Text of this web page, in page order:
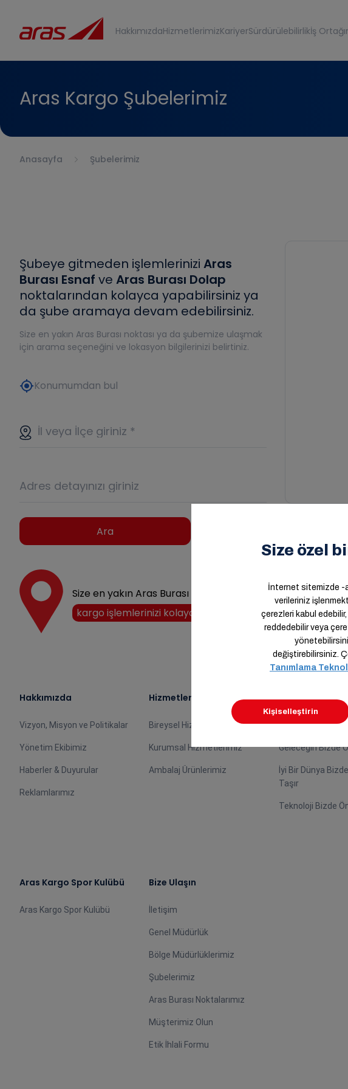
HakkımızdaHizmetlerimizKariyerSürdürülebilirlikİş
Aras Kargo Şubelerimiz
Anasayfa Şubelerimiz
Şubeye gitmeden işlemlerinizi Aras
Burası Esnaf ve Aras Burası Dolap
noktalarından kolayca yapabilirsiniz ya
da şube aramaya devam edebilirsiniz.
Size en yakın Aras Burası noktası ya da şubemize ulaşmak
için arama seçeneğini ve lokasyon bilgilerinizi belirtiniz.
my_locationKonumumdan bul
İl veya İlçe giriniz *
Adres detayınızı giriniz
Ara
Size en yakın Aras Burası noktasını keşfedin,
kargo işlemlerinizi kolayca halledin!
Hakkımızda
Vizyon, Misyon ve Politikalar
Yönetim Ekibimiz
Haberler & Duyurular
Reklamlarımız
Hizmetlerimiz
Bireysel Hizmetlerimiz
Kurumsal Hizmetlerimiz
Ambalaj Ürünlerimiz
Kariyer
Araslar Bizde
Geleceğin Bizde
İyi Bir Dünya
Taşır
Teknoloji Bizde
Aras Kargo Spor Kulübü
Aras Kargo Spor Kulübü
Bize Ulaşın
İletişim
Genel Müdürlük
Bölge Müdürlüklerimiz
Şubelerimiz
Aras Burası Noktalarımız
Müşterimiz Olun
Etik İhlali Formu